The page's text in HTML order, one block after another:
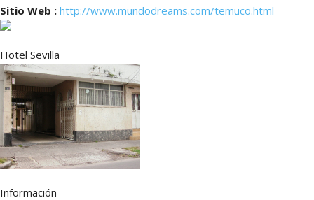
Sitio Web : http://www.mundodreams.com/temuco.html
Hotel Sevilla
Información